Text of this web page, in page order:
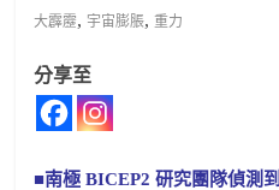
大霹靂, 宇宙膨脹,重力
分享至
■南極 BICEP2 研究團隊偵測